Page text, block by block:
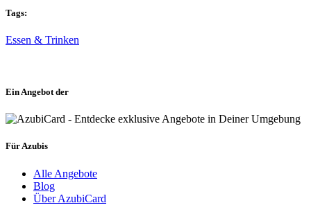
Tags:
Essen & Trinken
Ein Angebot der
Für Azubis
Alle Angebote
Blog
Über AzubiCard